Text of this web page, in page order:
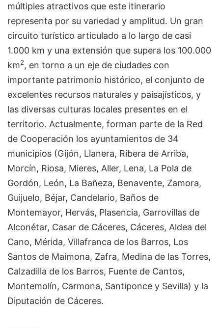
múltiples atractivos que este itinerario
representa por su variedad y amplitud. Un gran
circuito turístico articulado a lo largo de casi
1.000 km y una extensión que supera los 100.000
km2, en torno a un eje de ciudades con
importante patrimonio histórico, el conjunto de
excelentes recursos naturales y paisajísticos, y
las diversas culturas locales presentes en el
territorio. Actualmente, forman parte de la Red
de Cooperación los ayuntamientos de 34
municipios (Gijón, Llanera, Ribera de Arriba,
Morcín, Riosa, Mieres, Aller, Lena, La Pola de
Gordón, León, La Bañeza, Benavente, Zamora,
Guijuelo, Béjar, Candelario, Baños de
Montemayor, Hervás, Plasencia, Garrovillas de
Alconétar, Casar de Cáceres, Cáceres, Aldea del
Cano, Mérida, Villafranca de los Barros, Los
Santos de Maimona, Zafra, Medina de las Torres,
Calzadilla de los Barros, Fuente de Cantos,
Montemolín, Carmona, Santiponce y Sevilla) y la
Diputación de Cáceres.